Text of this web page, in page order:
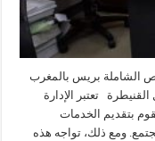
الشاملة بريس بالمغرب
تعتبر الإدارة
بتقديم الخدمات
ومع ذلك، تواجه هذه